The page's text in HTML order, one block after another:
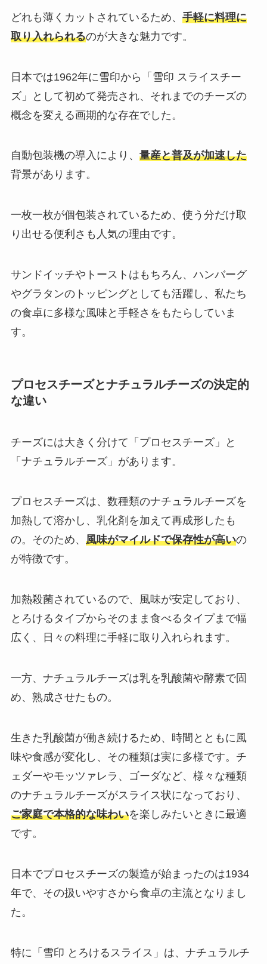
どれも薄くカットされているため、 手軽に料理に
取り入れられるのが大きな魅力です。
日本では1962年に雪印から「雪印 スライスチー
ズ」として初めて発売され、それまでのチーズの
概念を変える画期的な存在でした。
自動包装機の導入により、 量産と普及が加速した
背景があります。
一枚一枚が個包装されているため、使う分だけ取
り出せる便利さも人気の理由です。
サンドイッチやトーストはもちろん、ハンバーグ
やグラタンのトッピングとしても活躍し、私たち
の食卓に多様な風味と手軽さをもたらしていま
す。
プロセスチーズとナチュラルチーズの決定的
な違い
チーズには大きく分けて「プロセスチーズ」と
「ナチュラルチーズ」があります。
プロセスチーズは、数種類のナチュラルチーズを
加熱して溶かし、乳化剤を加えて再成形したも
の。そのため、 風味がマイルドで保存性が高いの
が特徴です。
加熱殺菌されているので、風味が安定しており、
とろけるタイプからそのまま食べるタイプまで幅
広く、日々の料理に手軽に取り入れられます。
一方、ナチュラルチーズは乳を乳酸菌や酵素で固
め、熟成させたもの。
生きた乳酸菌が働き続けるため、時間とともに風
味や食感が変化し、その種類は実に多様です。チ
ェダーやモッツァレラ、ゴーダなど、様々な種類
のナチュラルチーズがスライス状になっており、
ご家庭で本格的な味わいを楽しみたいときに最適
です。
日本でプロセスチーズの製造が始まったのは1934
年で、その扱いやすさから食卓の主流となりまし
た。
特に「雪印 とろけるスライス」は、ナチュラルチ